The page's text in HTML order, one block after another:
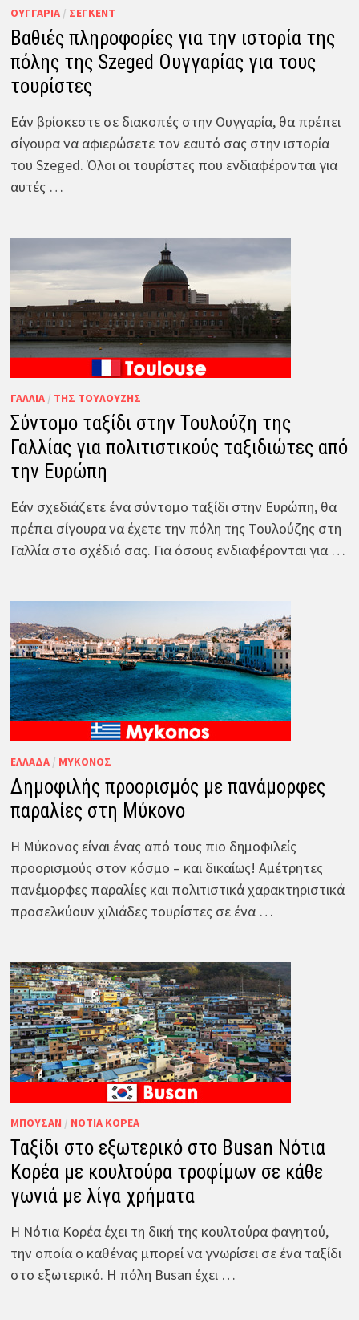
ΟΥΓΓΑΡΊΑ/ ΣΈΓΚΕΝΤ
Βαθιές πληροφορίες για την ιστορία της
πόλης της Szeged Ουγγαρίας για τους
τουρίστες
Εάν βρίσκεστε σε διακοπές στην Ουγγαρία, θα πρέπει
σίγουρα να αφιερώσετε τον εαυτό σας στην ιστορία
του Szeged. Όλοι οι τουρίστες που ενδιαφέρονται για
αυτές …
ΓΑΛΛΊΑ/ ΤΗΣ ΤΟΥΛΟΎΖΗΣ
Σύντομο ταξίδι στην Τουλούζη της
Γαλλίας για πολιτιστικούς ταξιδιώτες από
την Ευρώπη
Εάν σχεδιάζετε ένα σύντομο ταξίδι στην Ευρώπη, θα
πρέπει σίγουρα να έχετε την πόλη της Τουλούζης στη
Γαλλία στο σχέδιό σας. Για όσους ενδιαφέρονται για …
ΕΛΛΆΔΑ/ ΜΎΚΟΝΟΣ
Δημοφιλής προορισμός με πανάμορφες
παραλίες στη Μύκονο
Η Μύκονος είναι ένας από τους πιο δημοφιλείς
προορισμούς στον κόσμο – και δικαίως! Αμέτρητες
πανέμορφες παραλίες και πολιτιστικά χαρακτηριστικά
προσελκύουν χιλιάδες τουρίστες σε ένα …
ΜΠΟΥΣΆΝ / ΝΌΤΙΑ ΚΟΡΈΑ
Ταξίδι στο εξωτερικό στο Busan Νότια
Κορέα με κουλτούρα τροφίμων σε κάθε
γωνιά με λίγα χρήματα
Η Νότια Κορέα έχει τη δική της κουλτούρα φαγητού,
την οποία ο καθένας μπορεί να γνωρίσει σε ένα ταξίδι
στο εξωτερικό. Η πόλη Busan έχει …